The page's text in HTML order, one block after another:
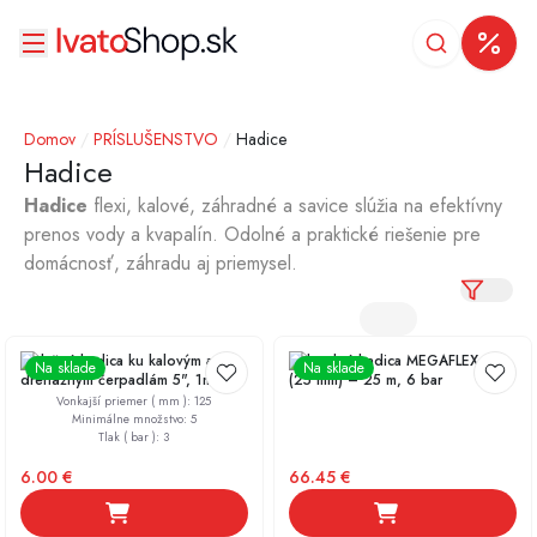
Domov PRÍSLUŠENSTVO Hadice
Hadice
Hadice flexi, kalové, záhradné a savice slúžia na efektívny
prenos vody a kvapalín. Odolné a praktické riešenie pre
domácnosť, záhradu aj priemysel.
Na sklade
Výtlačná hadica ku kalovým a
drenážnym čerpadlám 5", 1m
Vonkajší priemer ( mm ):125
Minimálne množstvo: 5
Tlak ( bar ): 3
6.00 €
Na sklade
Záhradná hadica MEGAFLEX 1"
(25 mm) – 25 m, 6 bar
66.45€